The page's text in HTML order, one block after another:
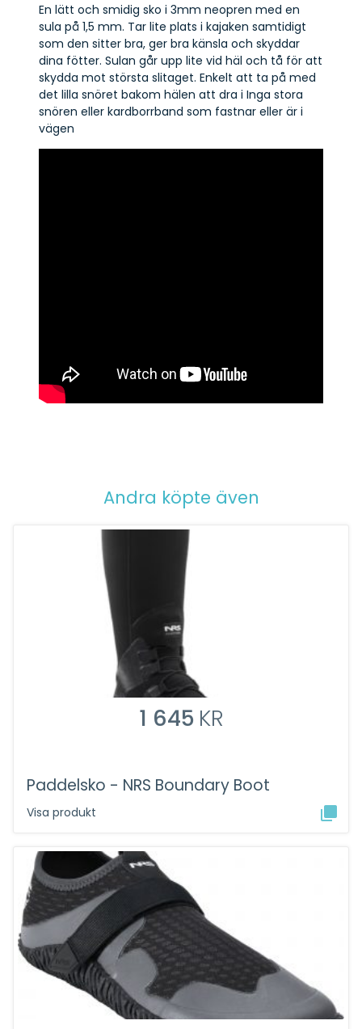
En lätt och smidig sko i 3mm neopren med en
sula på 1,5 mm. Tar lite plats i kajaken samtidigt
som den sitter bra, ger bra känsla och skyddar
dina fötter. Sulan går upp lite vid häl och tå för att
skydda mot största slitaget. Enkelt att ta på med
det lilla snöret bakom hälen att dra i Inga stora
snören eller kardborrband som fastnar eller är i
vägen
Andra köpte även
1 645 KR
Paddelsko - NRS Boundary Boot
Visa produkt